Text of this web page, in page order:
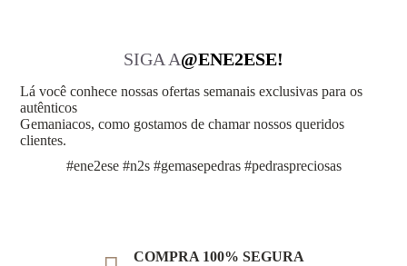
SIGA A@ENE2ESE!
Lá você conhece nossas ofertas semanais exclusivas para os
autênticos
Gemaniacos, como gostamos de chamar nossos queridos
clientes.
#ene2ese #n2s #gemasepedras #pedraspreciosas
COMPRA 100% SEGURA